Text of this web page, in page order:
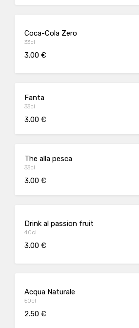
Coca-Cola Zero
33cl
3.00 €
Fanta
33cl
3.00 €
The alla pesca
33cl
3.00 €
Drink al passion fruit
40cl
3.00 €
Acqua Naturale
50cl
2.50 €